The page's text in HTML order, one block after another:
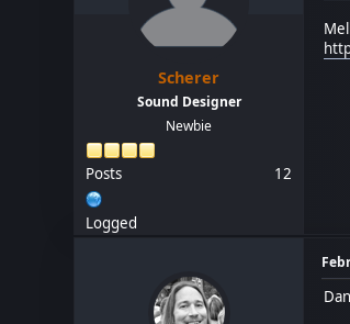
Scherer
Sound Designer
Newbie
Posts 12
Logged